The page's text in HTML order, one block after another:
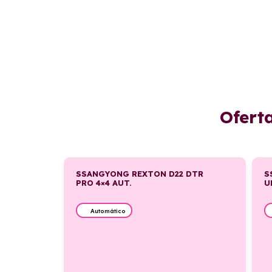
SSANGYONG REXTON D22 DTR
PRO 4×4 AUT.
Automático